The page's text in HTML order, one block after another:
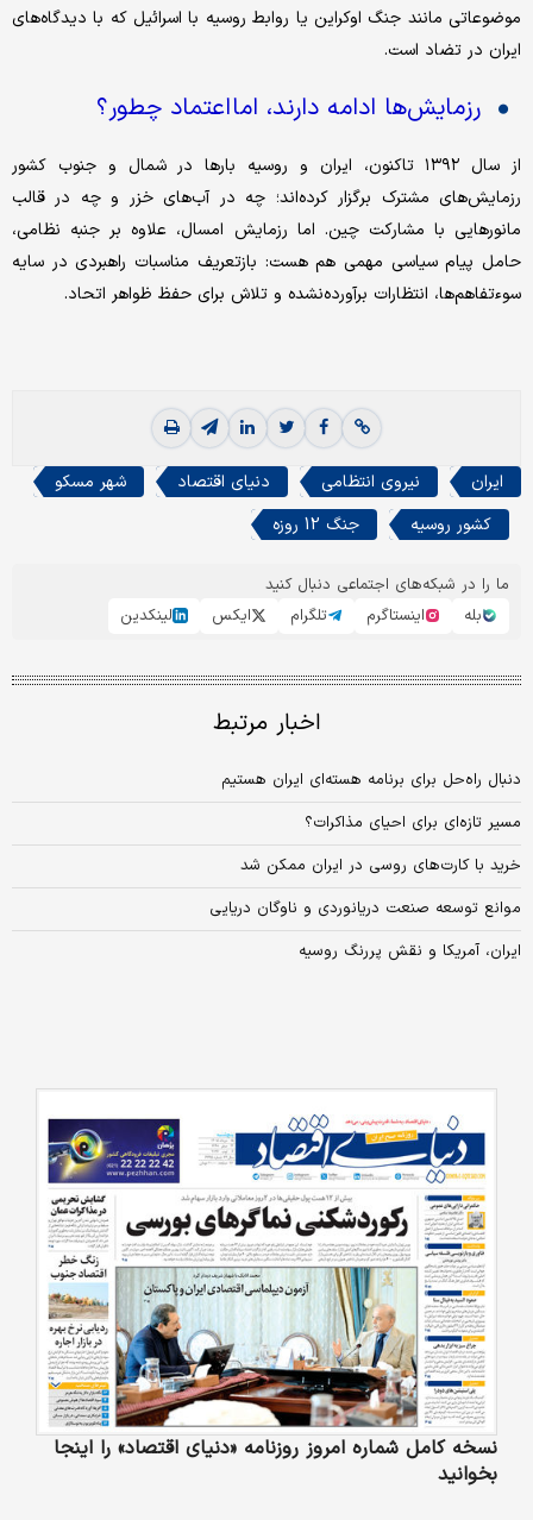
موضوعاتی مانند جنگ اوکراین یا روابط روسیه با اسرائیل که با دیدگاه‌های
ایران در تضاد است.
رزمایش‌ها ادامه دارند، اما اعتماد چطور؟
از سال ۱۳۹۲ تاکنون، ایران و روسیه بارها در شمال و جنوب کشور
رزمایش‌های مشترک برگزار کرده‌اند؛ چه در آب‌های خزر و چه در قالب
مانورهایی با مشارکت چین. اما رزمایش امسال، علاوه بر جنبه نظامی،
حامل پیام سیاسی مهمی هم هست: بازتعریف مناسبات راهبردی در سایه
سوء‌تفاهم‌ها، انتظارات برآورده‌نشده و تلاش برای حفظ ظواهر اتحاد.
ایران نیروی انتظامی دنیای اقتصاد
شهر مسکو
کشور روسیه
جنگ 12 روزه
ما را در شبکه‌های اجتماعی دنبال کنید
بله
اینستاگرم تلگرام ایکس لینکدین
اخبار مرتبط
دنبال راه‌حل برای برنامه هسته‌ای ایران هستیم
مسیر تازه‌ای برای احیای مذاکرات؟
خرید با کارت‌های روسی در ایران ممکن شد
موانع توسعه صنعت دریانوردی و ناوگان دریایی
ایران، آمریکا و نقش پررنگ روسیه
نسخه کامل شماره امروز روزنامه «دنیای‌ اقتصاد» را اینجا
بخوانید